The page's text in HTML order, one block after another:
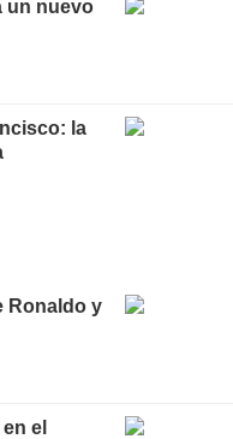
un nuevo
la
Ronaldo y
el